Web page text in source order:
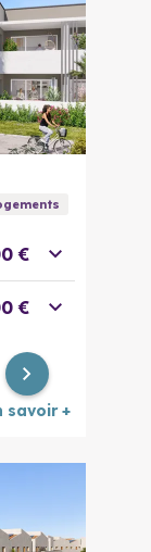
s
€
€
savoir +